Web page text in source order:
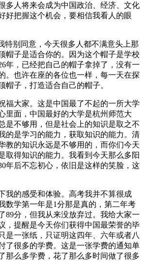
多人将来会成为中国政治、经济、文化
好把握这个机会，要相信我看人的眼
特别同意，今天很多人都不满意头上那
帽子是适合你的。因为这个帽子是学校
年，已经把自己的帽子拿掉了，没有一
。也许在座的各位也一样，每一天在探
帽子，打造适合自己的帽子。
福大家。这是中国最了不起的一所大学
里面，中国最好的大学是杭州师范大
是不够用，但是社会上的知识是取之不
的是学习的能力，获取知识的能力。清
教的知识永远是不够用的，而你们今天
取得知识的能力。我看到今天那么多阳
年后不忘初心，依旧是这样的笑脸，这
我的感受和体验。高考我并不算很成
数学第一年是1分那是真的，第二年考
89分，但我从来没放弃过。我给大家一
，提醒是今天你们获得中国最荣誉的毕
是一张纸，只证明这四年、六年或者八
了很多的学费。这是一张学费的通知单
那么多学费，花了那么多时间做了很多